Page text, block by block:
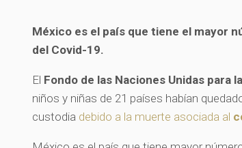
México es el país que tiene el mayor
del Covid-19.
El Fondo de las Naciones Unidas para
niños y niñas de 21 países habían
custodia debido a la muerte asociada al